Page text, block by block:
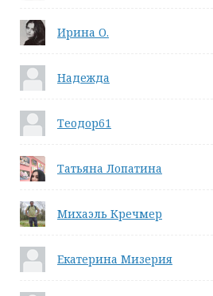
Ирина О.
Надежда
Теодор61
Татьяна Лопатина
Михаэль Кречмер
Екатерина Мизерия